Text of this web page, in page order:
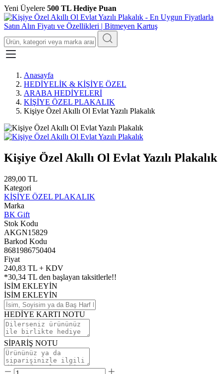
Yeni Üyelere 500 TL Hediye Puan
Anasayfa
HEDİYELİK & KİŞİYE ÖZEL
ARABA HEDİYELERİ
KİŞİYE ÖZEL PLAKALIK
Kişiye Özel Akıllı Ol Evlat Yazılı Plakalık
Kişiye Özel Akıllı Ol Evlat Yazılı Plakalık
289,00 TL
Kategori
KİŞİYE ÖZEL PLAKALIK
Marka
BK Gift
Stok Kodu
AKGN15829
Barkod Kodu
8681986750404
Fiyat
240,83 TL + KDV
*30,34 TL den başlayan taksitlerle!!
İSİM EKLEYİN
İSİM EKLEYİN
HEDİYE KARTI NOTU
SİPARİŞ NOTU